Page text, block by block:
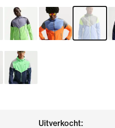
Uitverkocht: